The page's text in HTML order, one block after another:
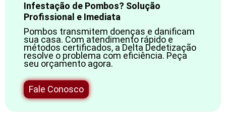
Infestação de Pombos? Solução
Profissional e Imediata
Pombos transmitem doenças e danificam
sua casa. Com atendimento rápido e
métodos certificados, a Delta Dedetização
resolve o problema com eficiência. Peça
seu orçamento agora.
Fale Conosco